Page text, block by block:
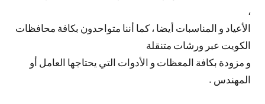
،
الأعياد و المناسبات أيضا ، كما أننا متواحدون بكافة محافظات
الكويت عبر ورشات متنقلة
و مزودة بكافة المعظات و الأدوات التي يحتاجها العامل أو
المهندس .